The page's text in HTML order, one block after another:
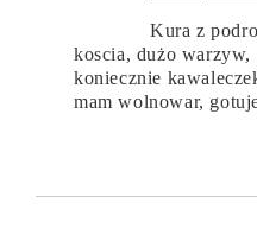
Kura z
koscia, dużo warzyw,
koniecznie
mam wolnowar,